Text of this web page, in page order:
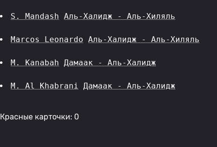
S. Mandash Аль-Халидж - Аль-Хиляль
Marcos Leonardo Аль-Халидж - Аль-Хиляль
M. Kanabah Дамаак - Аль-Халидж
M. Al Khabrani Дамаак - Аль-Халидж
Красные карточки: 0